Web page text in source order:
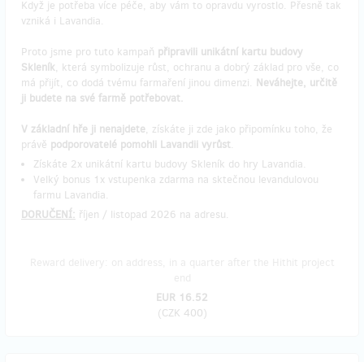
Když je potřeba více péče, aby vám to opravdu vyrostlo. Přesně tak
vzniká i Lavandia.
Proto jsme pro tuto kampaň připravili unikátní kartu budovy
Skleník, která symbolizuje růst, ochranu a dobrý základ pro vše, co
má přijít, co dodá tvému farmaření jinou dimenzi. Neváhejte, určitě
ji budete na své farmě potřebovat.
V základní hře ji nenajdete, získáte ji zde jako připomínku toho, že
právě podporovatelé pomohli Lavandii vyrůst.
Získáte 2x unikátní kartu budovy Skleník do hry Lavandia.
Velký bonus 1x vstupenka zdarma na sktečnou levandulovou
farmu Lavandia.
DORUČENÍ: říjen / listopad 2026 na adresu.
EUR 16.52
(CZK 400)